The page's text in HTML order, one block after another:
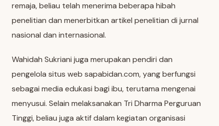
remaja, beliau telah menerima beberapa hibah
penelitian dan menerbitkan artikel penelitian di jurnal
nasional dan internasional.
Wahidah Sukriani juga merupakan pendiri dan
pengelola situs web sapabidan.com, yang berfungsi
sebagai media edukasi bagi ibu, terutama mengenai
menyusui. Selain melaksanakan Tri Dharma Perguruan
Tinggi, beliau juga aktif dalam kegiatan organisasi